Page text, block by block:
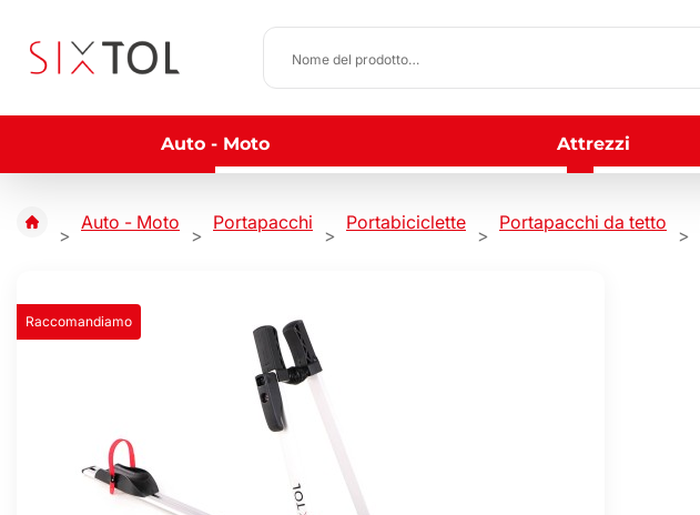
Auto - Moto Attrezzi
Auto - Moto Portapacchi Portabiciclette Portapacchi da tetto
Raccomandiamo